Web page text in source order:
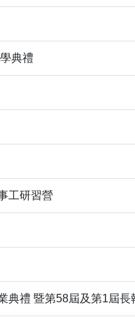
典禮
工研習營
典禮 暨第58屆及第1屆長